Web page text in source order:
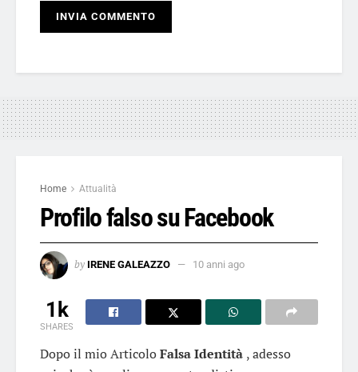
Home Attualità
Profilo falso su Facebook
by IRENE GALEAZZO 10 anni ago
1k
SHARES
Dopo il mio ArticoloFalsa Identità , adesso